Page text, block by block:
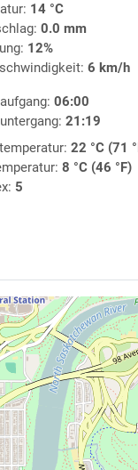
14 °C
0.0 mm
12%
6 km/h
06:00
21:19
22 °C (71
8 °C (46 °F)
5